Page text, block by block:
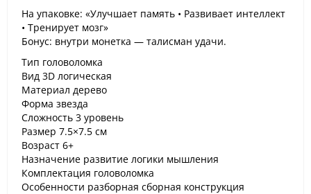
На упаковке: «Улучшает память • Развивает интеллект
• Тренирует мозг»
Бонус: внутри монетка — талисман удачи.
Тип головоломка
Вид 3D логическая
Материал дерево
Форма звезда
Сложность 3 уровень
Размер 7.5×7.5 см
Возраст 6+
Назначение развитие логики мышления
Комплектация головоломка
Особенности разборная сборная конструкция